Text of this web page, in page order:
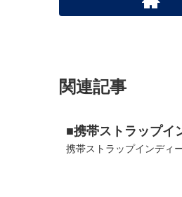
関連記事
■携帯ストラップイ
携帯ストラップインディ